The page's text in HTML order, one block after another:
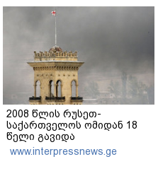
2008 წლის რუსეთ-
საქართველოს ომიდან 18
წელი გავიდა
www.interpressnews.ge